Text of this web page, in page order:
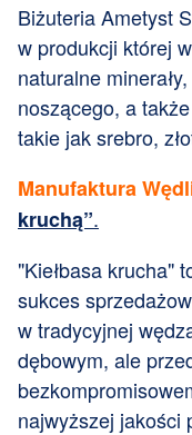
Biżuteria Ametyst
w produkcji której
naturalne
noszącego, a
takie jak srebro,
Manufaktura
kruchą”.
"Kiełbasa krucha"
sukces
w tradycyjnej
dębowym, ale
najwyższej jakości